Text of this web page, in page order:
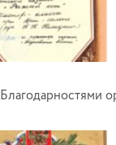
Благодарностями